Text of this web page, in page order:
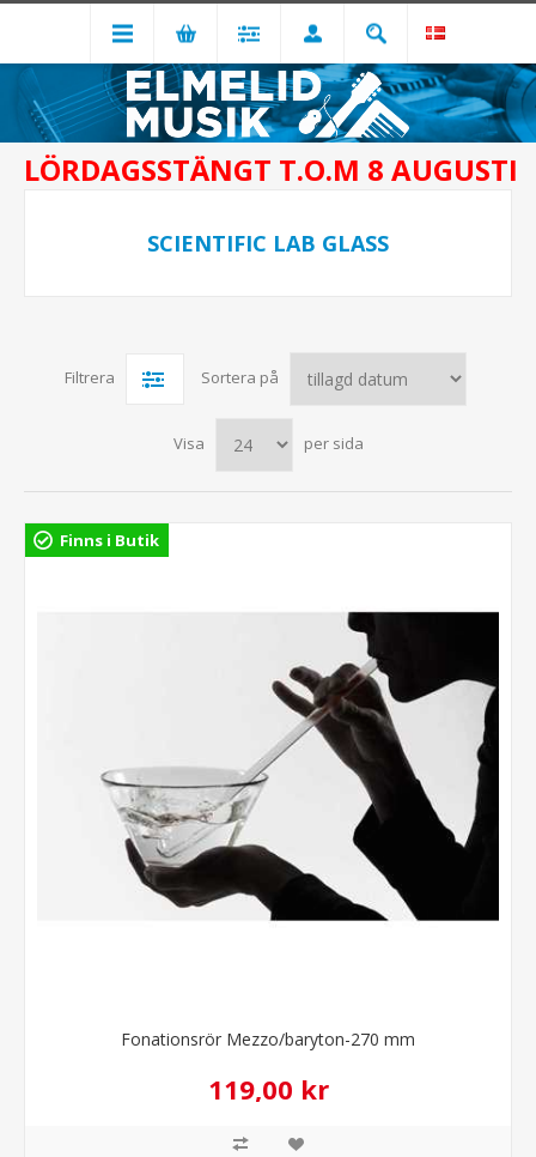
LÖRDAGSSTÄNGT T.O.M 8 AUGUSTI
SCIENTIFIC LAB GLASS
Filtrera Sortera på
Visa per sida
Finns i Butik
Fonationsrör Mezzo/baryton-270 mm
119,00 kr